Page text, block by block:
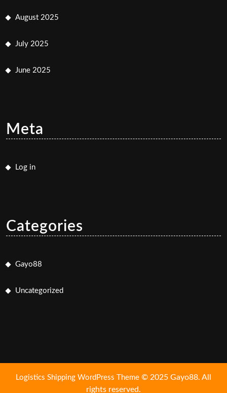
August 2025
July 2025
June 2025
Meta
Log in
Categories
Gayo88
Uncategorized
Logistics Shipping WordPress Theme © 2025 Gayo88. All
rights reserved.